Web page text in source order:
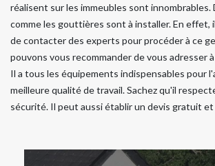
réalisent sur les immeubles sont
comme les gouttières sont à installer. En
de contacter des experts pour procéder à ce
pouvons vous recommander de vous adresser
Il a tous les équipements indispensables pour
meilleure qualité de travail. Sachez qu'il
sécurité. Il peut aussi établir un devis gratuit